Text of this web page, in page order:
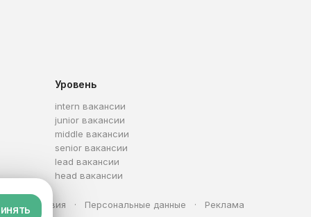
Уровень
intern вакансии
junior вакансии
middle вакансии
senior вакансии
lead вакансии
head вакансии
Условия Персональные данные Реклама